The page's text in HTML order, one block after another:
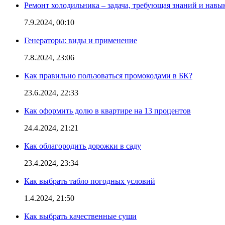
Ремонт холодильника – задача, требующая знаний и
7.9.2024, 00:10
Генераторы: виды и применение
7.8.2024, 23:06
Как правильно пользоваться промокодами в БК?
23.6.2024, 22:33
Как оформить долю в квартире на 13 процентов
24.4.2024, 21:21
Как облагородить дорожки в саду
23.4.2024, 23:34
Как выбрать табло погодных условий
1.4.2024, 21:50
Как выбрать качественные суши